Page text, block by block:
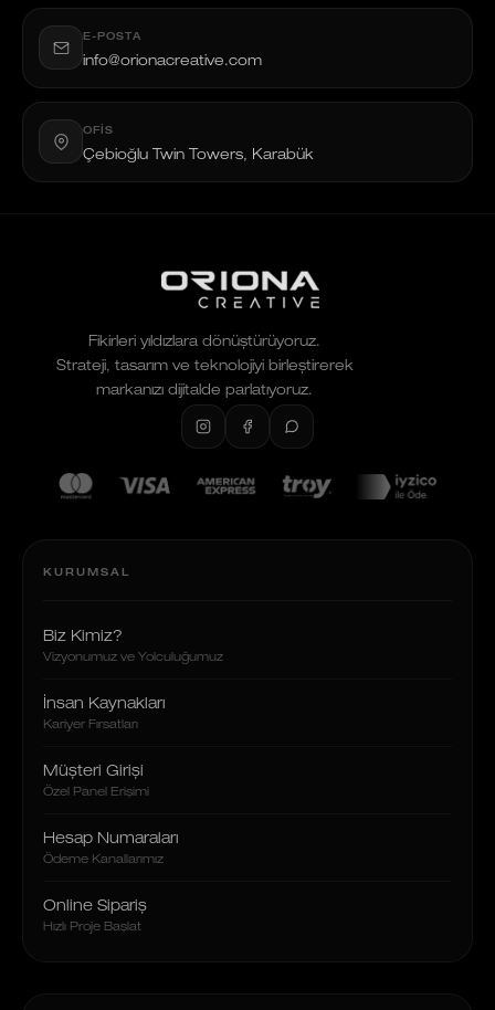
E-POSTA
info@orionacreative.com
OFIS
Çebioğlu Twin Towers, Karabük
Fikirleri yıldızlara dönüştürüyoruz.
Strateji, tasarım ve teknolojiyi birleştirerek
markanızı dijitalde parlatıyoruz.
KURUMSAL
Biz Kimiz?
Vizyonumuz ve Yolculuğumuz
İnsan Kaynakları
Kariyer Fırsatları
Müşteri Girişi
Özel Panel Erişimi
Hesap Numaraları
Ödeme Kanallarımız
Online Sipariş
Hızlı Proje Başlat